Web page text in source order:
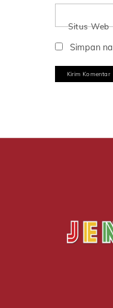
Situs Web
Simpan